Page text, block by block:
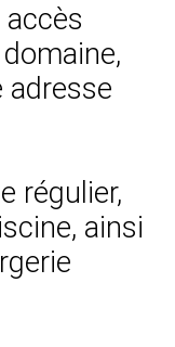
adresse
régulier,
ainsi